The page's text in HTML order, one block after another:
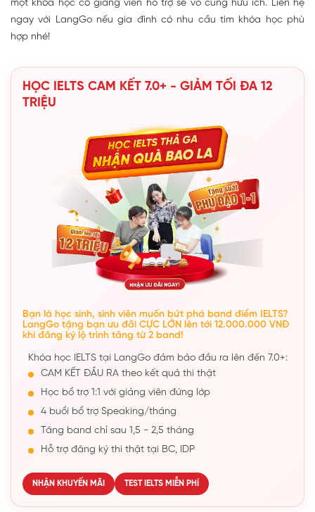
một khóa học có giảng viên hỗ trợ sẽ vô cùng hữu ích. Liên hệ
ngay với LangGo nếu gia đình có nhu cầu tìm khóa học phù
hợp nhé!
HỌC IELTS CAM KẾT 7.0+ - GIẢM TỐI ĐA 12
TRIỆU
Bạn là học sinh, sinh viên muốn bứt phá band điểm IELTS?
LangGo tặng bạn ưu đãi CỰC LỚN lên tới 12.000.000 VNĐ
khi đăng ký lộ trình tăng từ 2 band!
Khóa học IELTS tại LangGo đảm bảo đầu ra lên đến 7.0+:
CAM KẾT ĐẦU RA theo kết quả thi thật
Học bổ trợ 1:1 với giảng viên đứng lớp
4 buổi bổ trợ Speaking/tháng
Tăng band chỉ sau 1,5 - 2,5 tháng
Hỗ trợ đăng ký thi thật tại BC, IDP
NHẬN KHUYẾN MÃI TEST IELTS MIỄN PHÍ